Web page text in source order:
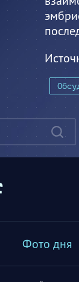
Фото дня